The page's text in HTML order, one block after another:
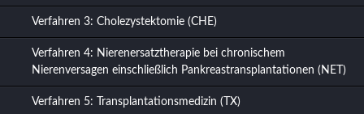
Verfahren 3: Cholezystektomie (CHE)
Verfahren 4: Nierenersatztherapie bei chronischem
Nierenversagen einschließlich Pankreastransplantationen (NET)
Verfahren 5: Transplantationsmedizin (TX)